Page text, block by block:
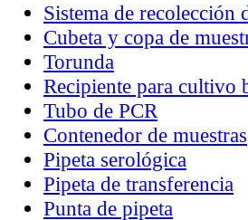
Sistema de recolección
Cubeta y copa de
Torunda
Recipiente para cultivo
Tubo de PCR
Contenedor de muestras
Pipeta serológica
Pipeta de transferencia
Punta de pipeta